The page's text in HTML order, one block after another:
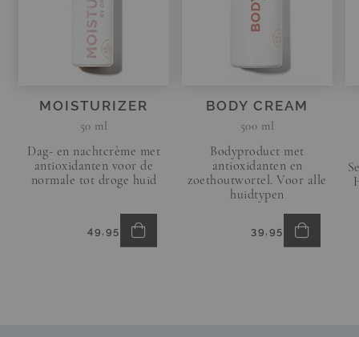
MOISTURIZER
50 ml
Dag- en nachtcrème met
antioxidanten voor de
normale tot droge huid
49,95
In
Winkelmand
BODY CREAM
500 ml
Bodyproduct met
antioxidanten en
zoethoutwortel. Voor alle
huidtypen
39,95
In